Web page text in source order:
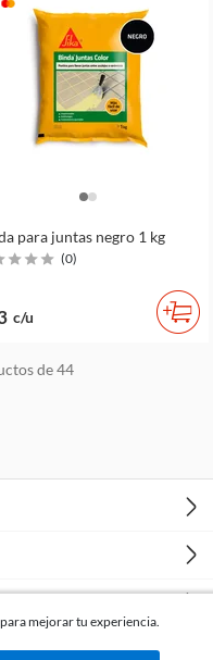
para juntas negro 1 kg
(0)
c/u
de44
mejorar tu experiencia.